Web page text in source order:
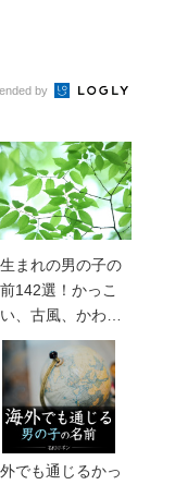
by
まれの男の子の
142選！かっこ
、古風、かわい
等イメージ別にご
でも通じるかっ